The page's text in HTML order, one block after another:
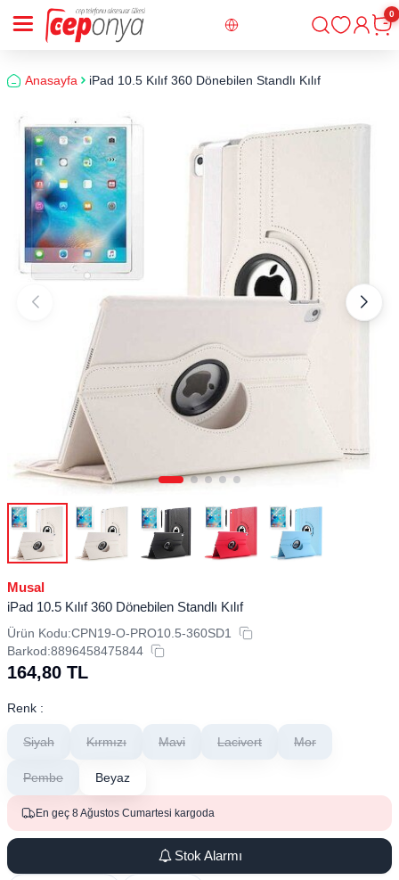
Giriş
0
Anasayfa iPad 10.5 Kılıf 360 Dönebilen Standlı Kılıf
Musal
iPad 10.5 Kılıf 360 Dönebilen Standlı Kılıf
Ürün Kodu:CPN19-O-PRO10.5-360SD1
Barkod:8896458475844
164,80 TL
Renk :
Siyah Kırmızı Mavi Lacivert Mor
Pembe Beyaz
En geç 8 Ağustos Cumartesi kargoda
Stok Alarmı